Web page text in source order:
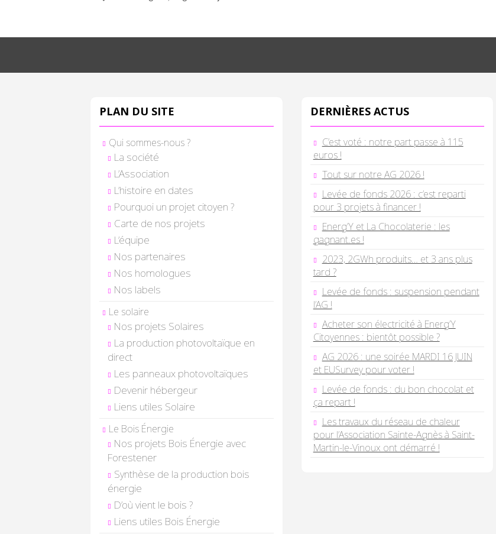
PLAN DU SITE
Qui sommes-nous ?
La société
L’Association
L’histoire en dates
Pourquoi un projet citoyen ?
Carte de nos projets
L’équipe
Nos partenaires
Nos homologues
Nos labels
Le solaire
Nos projets Solaires
La production photovoltaïque en
direct
Les panneaux photovoltaïques
Devenir hébergeur
Liens utiles Solaire
Le Bois Énergie
Nos projets Bois Énergie avec
Forestener
Synthèse de la production bois
énergie
D’où vient le bois ?
Liens utiles Bois Énergie
DERNIÈRES ACTUS
C’est voté : notre part passe à 115
euros !
Tout sur notre AG 2026 !
Levée de fonds 2026 : c’est reparti
pour 3 projets à financer !
Energ’Y et La Chocolaterie : les
gagnant.es !
2023, 2GWh produits… et 3 ans plus
tard ?
Levée de fonds : suspension pendant
l’AG !
Acheter son électricité à Energ’Y
Citoyennes : bientôt possible ?
AG 2026 : une soirée MARDI 16 JUIN
et EUSurvey pour voter !
Levée de fonds : du bon chocolat et
ça repart !
Les travaux du réseau de chaleur
pour l’Association Sainte-Agnès à Saint-
Martin-le-Vinoux ont démarré !